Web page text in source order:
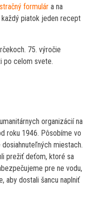
formulár a na
každý piatok jeden recept
75. výročie
po celom svete.
organizácií na
roku 1946. Pôsobíme vo
miestach.
prežiť deťom, ktoré sa
pre ne vodu,
aby dostali šancu naplniť